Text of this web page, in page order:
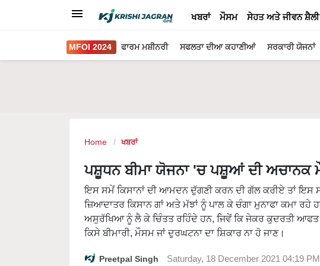
ਖਬਰਾਂ ਮੌਸਮ ਸੇਹਤ ਅਤੇ ਜੀਵਨ ਸ਼ੈਲੀ
MFOI 2024 ਫਾਰਮ ਮਸ਼ੀਨਰੀ ਸਫਲਤਾ ਦੀਆ ਕਹਾਣੀਆਂ ਸਰਕਾਰੀ ਯੋਜਨਾਂ
Home ਖਬਰਾਂ
ਪਸ਼ੂਧਨ ਬੀਮਾ ਯੋਜਨਾ 'ਚ ਪਸ਼ੂਆਂ ਦੀ ਅਚਾਨਕ
ਇਸ ਸਮੇਂ ਕਿਸਾਨਾਂ ਦੀ ਆਮਦਨ ਦੁੱਗਣੀ ਕਰਨ ਦੀ ਗੱਲ ਕਰੀਏ ਤਾਂ ਇਸ
ਜ਼ਿਆਦਾਤਰ ਕਿਸਾਨ ਗਾਂ ਅਤੇ ਮੱਝਾਂ ਨੂੰ ਪਾਲ ਕੇ ਚੰਗਾ ਮੁਨਾਫਾ ਕਮਾ
ਅਸੁਰੱਖਿਆ ਨੂੰ ਲੈ ਕੇ ਚਿੰਤਤ ਰਹਿੰਦੇ ਹਨ, ਜਿਵੇਂ ਕਿ ਜੇਕਰ ਕੁਦਰਤੀ ਆਫਤ
ਕਿਸੇ ਬੀਮਾਰੀ, ਮੌਸਮ ਜਾਂ ਦੁਰਘਟਨਾ ਦਾ ਸ਼ਿਕਾਰ ਨਾ ਹੋ ਜਾਣ।
Preetpal Singh Saturday, 18 December 2021 04:19 PM